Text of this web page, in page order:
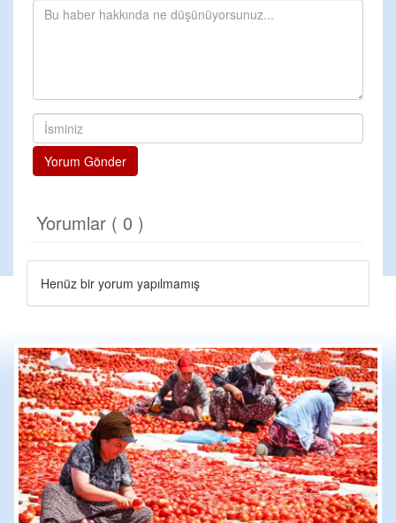
Yorum Gönder
Yorumlar ( 0 )
Henüz bir yorum yapılmamış